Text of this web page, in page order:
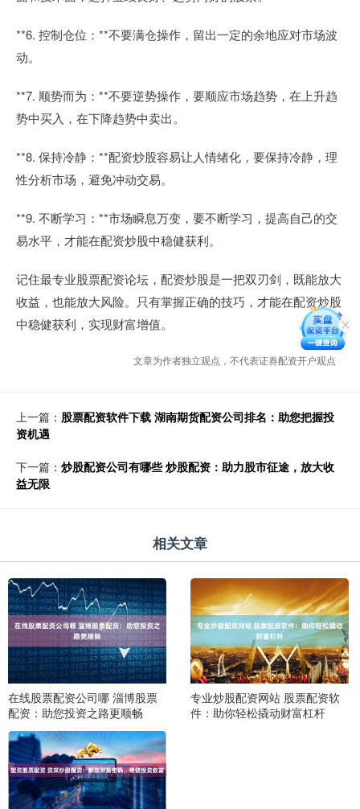
**6. 控制仓位：**不要满仓操作，留出一定的余地应对市场波
动。
**7. 顺势而为：**不要逆势操作，要顺应市场趋势，在上升趋
势中买入，在下降趋势中卖出。
**8. 保持冷静：**配资炒股容易让人情绪化，要保持冷静，理
性分析市场，避免冲动交易。
**9. 不断学习：**市场瞬息万变，要不断学习，提高自己的交
易水平，才能在配资炒股中稳健获利。
记住最专业股票配资论坛，配资炒股是一把双刃剑，既能放大
收益，也能放大风险。只有掌握正确的技巧，才能在配资炒股
中稳健获利，实现财富增值。
文章为作者独立观点，不代表证券配资开户观点
上一篇： 股票配资软件下载 湖南期货配资公司排名：助您把握投
资机遇
下一篇： 炒股配资公司有哪些 炒股配资：助力股市征途，放大收
益无限
相关文章
在线股票配资公司哪 淄博股票
配资：助您投资之路更顺畅
专业炒股配资网站 股票配资软
件：助你轻松撬动财富杠杆